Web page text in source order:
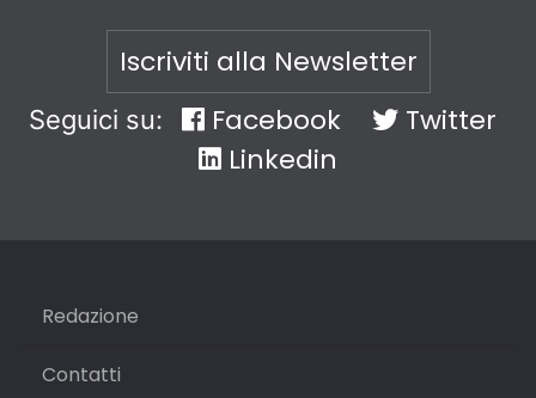
Iscriviti alla Newsletter
Seguici su: Facebook
Twitter
Linkedin
Redazione
Contatti